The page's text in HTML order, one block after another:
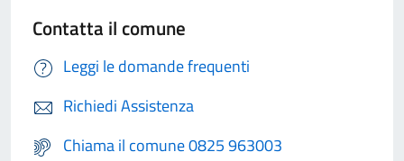
Contatta il comune
Leggi le domande frequenti
Richiedi Assistenza
Chiama il comune 0825 963003